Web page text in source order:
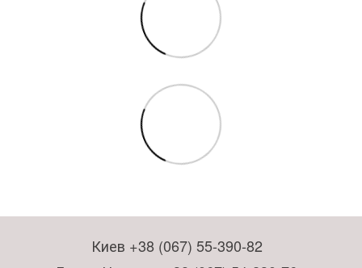
Киев +38 (067) 55-390-82